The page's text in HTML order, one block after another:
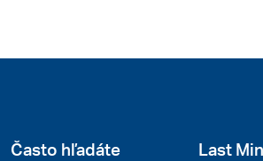
Často hľadáte Last